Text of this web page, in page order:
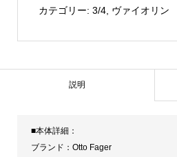
3/4
個
カテゴリー: 3/4, ヴァイオリン
説明
■本体詳細：
ブランド：Otto Fager